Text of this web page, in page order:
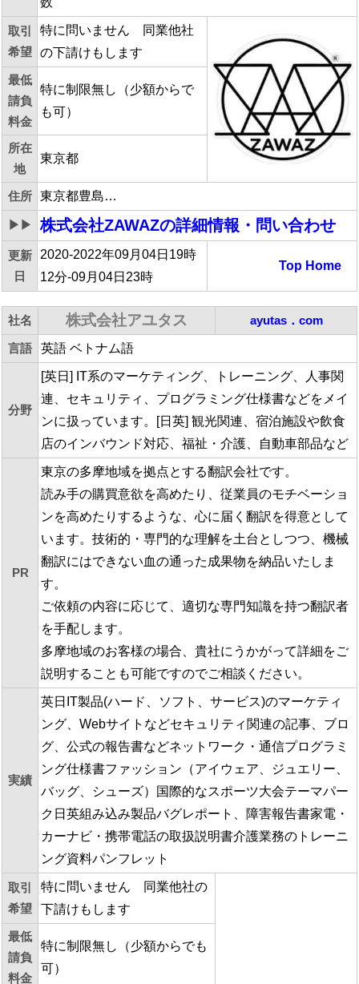
取引
希望
特に問いません 同業他社
の下請けもします
最低
請負
料金
特に制限無し（少額からで
も可）
所在
地
東京都
住所 東京都豊島…
▶▶ 株式会社ZAWAZの詳細情報・問い合わせ
更新
日
2020-2022年09月04日19時
12分-09月04日23時
Top Home
社名 株式会社アユタス ayutas．com
言語 英語 ベトナム語
分野
[英日] IT系のマーケティング、トレーニング、人事関
連、セキュリティ、プログラミング仕様書などをメイ
ンに扱っています。[日英] 観光関連、宿泊施設や飲食
店のインバウンド対応、福祉・介護、自動車部品など
PR
東京の多摩地域を拠点とする翻訳会社です。
読み手の購買意欲を高めたり、従業員のモチベーショ
ンを高めたりするような、心に届く翻訳を得意として
います。技術的・専門的な理解を土台としつつ、機械
翻訳にはできない血の通った成果物を納品いたしま
す。
ご依頼の内容に応じて、適切な専門知識を持つ翻訳者
を手配します。
多摩地域のお客様の場合、貴社にうかがって詳細をご
説明することも可能ですのでご相談ください。
実績
英日IT製品(ハード、ソフト、サービス)のマーケティ
ング、Webサイトなどセキュリティ関連の記事、ブロ
グ、公式の報告書などネットワーク・通信プログラミ
ング仕様書ファッション（アイウェア、ジュエリー、
バッグ、シューズ）国際的なスポーツ大会テーマパー
ク日英組み込み製品バグレポート、障害報告書家電・
カーナビ・携帯電話の取扱説明書介護業務のトレーニ
ング資料パンフレット
取引
希望
特に問いません 同業他社の
下請けもします
最低
請負
料金
特に制限無し（少額からでも
可）